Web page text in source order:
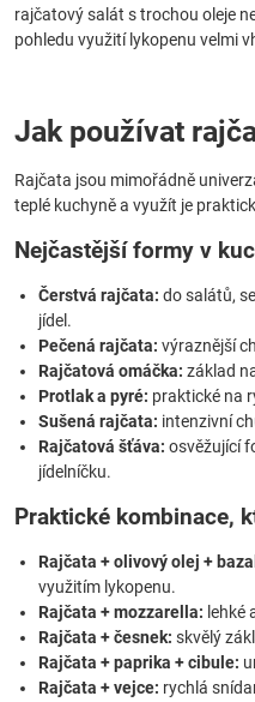
rajčatový salát s trochou oleje
pohledu využití lykopenu velmi
Jak používat
Rajčata jsou mimořádně
teplé kuchyně a využít je
Nejčastější formy v
Čerstvá rajčata: do salátů,
jídel.
Pečená rajčata: výraznější
Rajčatová omáčka: základ
Protlak a pyré: praktické na
Sušená rajčata: intenzivní
Rajčatová šťáva: osvěžující
jídelníčku.
Praktické kombinace,
Rajčata + olivový olej +
využitím lykopenu.
Rajčata + mozzarella: lehké
Rajčata + česnek: skvělý
Rajčata + paprika + cibule:
Rajčata + vejce: rychlá